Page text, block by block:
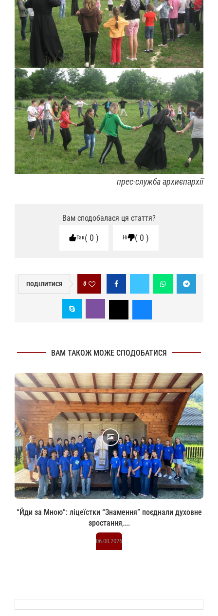
прес-служба архиєпархії
Вам сподобалася ця стаття?
Так 0 Ні 0
ПОДІЛИТИСЯ 0
ВАМ ТАКОЖ МОЖЕ СПОДОБАТИСЯ
“Йди за Мною”: ліцеїстки “Знамення” поєднали духовне
зростання,...
06.08.2026